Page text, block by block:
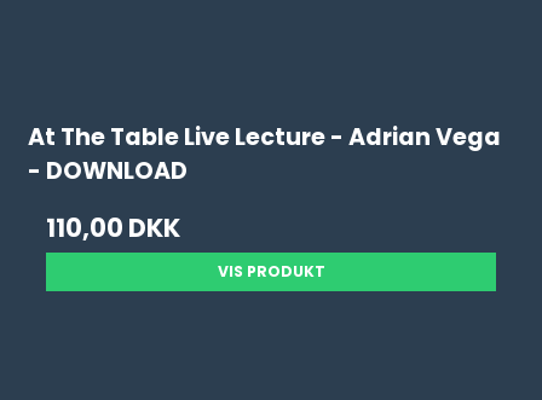
At The Table Live Lecture - Adrian Vega
- DOWNLOAD
110,00 DKK
VIS PRODUKT